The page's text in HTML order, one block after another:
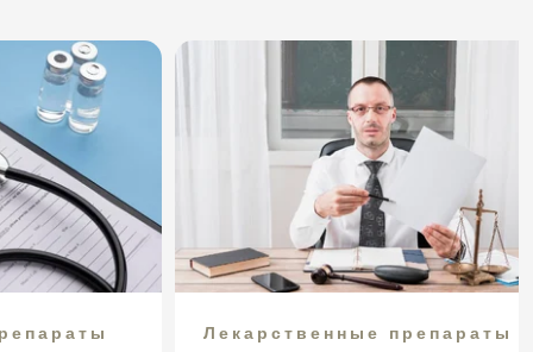
Лекарственные препараты